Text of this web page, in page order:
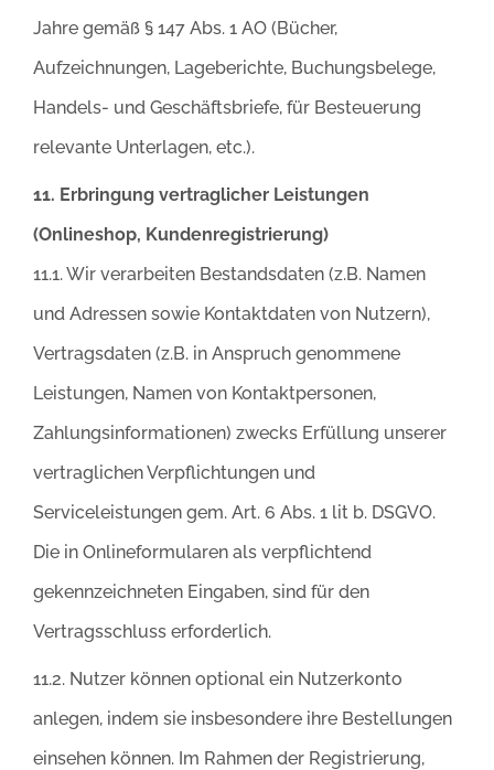
Jahre gemäß § 147 Abs. 1 AO (Bücher,
Aufzeichnungen, Lageberichte, Buchungsbelege,
Handels- und Geschäftsbriefe, für Besteuerung
relevante Unterlagen, etc.).
11. Erbringung vertraglicher Leistungen
(Onlineshop, Kundenregistrierung)
11.1. Wir verarbeiten Bestandsdaten (z.B. Namen
und Adressen sowie Kontaktdaten von Nutzern),
Vertragsdaten (z.B. in Anspruch genommene
Leistungen, Namen von Kontaktpersonen,
Zahlungsinformationen) zwecks Erfüllung unserer
vertraglichen Verpflichtungen und
Serviceleistungen gem. Art. 6 Abs. 1 lit b. DSGVO.
Die in Onlineformularen als verpflichtend
gekennzeichneten Eingaben, sind für den
Vertragsschluss erforderlich.
11.2. Nutzer können optional ein Nutzerkonto
anlegen, indem sie insbesondere ihre Bestellungen
einsehen können. Im Rahmen der Registrierung,